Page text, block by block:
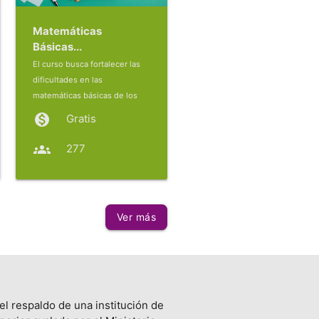
Matemáticas
Básicas...
El curso busca fortalecer las
dificultades en las
matemáticas básicas de los
e...
monetization_on Gratis
groups 277
Ver más
respaldo de una institución de